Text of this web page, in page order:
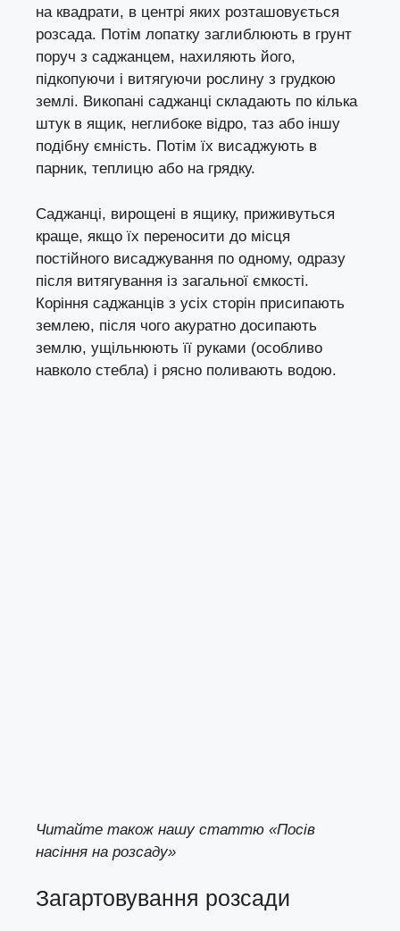
на квадрати, в центрі яких розташовується
розсада. Потім лопатку заглиблюють в грунт
поруч з саджанцем, нахиляють його,
підкопуючи і витягуючи рослину з грудкою
землі. Викопані саджанці складають по кілька
штук в ящик, неглибоке відро, таз або іншу
подібну ємність. Потім їх висаджують в
парник, теплицю або на грядку.
Саджанці, вирощені в ящику, приживуться
краще, якщо їх переносити до місця
постійного висаджування по одному, одразу
після витягування із загальної ємкості.
Коріння саджанців з усіх сторін присипають
землею, після чого акуратно досипають
землю, ущільнюють її руками (особливо
навколо стебла) і рясно поливають водою.
Читайте також нашу статтю «Посів
насіння на розсаду»
Загартовування розсади